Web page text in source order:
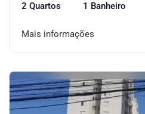
2 Quartos 1 Banheiro
Mais informações